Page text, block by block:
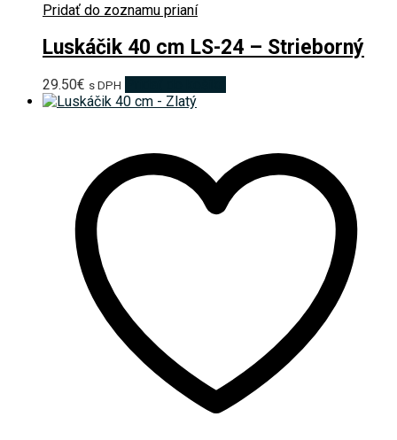
Pridať do zoznamu prianí
Luskáčik 40 cm LS-24 – Strieborný
29.50€ s DPH